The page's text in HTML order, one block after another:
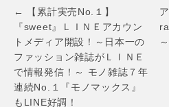
たランニングシュ
ーズが登場 2018年
4月27日（金）
「FUSION
FLEXWEAVE™」
発売
マにアパ
ニーカー
アップ
14日（土
売開始
Post
navigation
← 【累計実売No.１】
『sweet』ＬＩＮＥアカウン
トメディア開設！～日本一の
ファッション雑誌がＬＩＮＥ
で情報発信！～ モノ雑誌７年
連続No.１『モノマックス』
もLINE好調！